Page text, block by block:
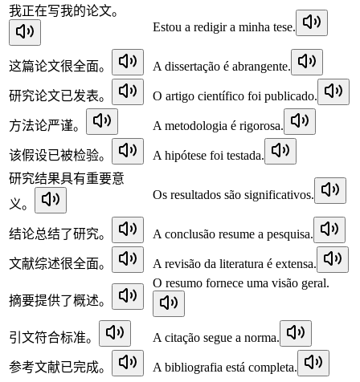
我正在写我的论文。
Estou a redigir a minha tese.
这篇论文很全面。 A dissertação é abrangente.
研究论文已发表。 O artigo científico foi publicado.
方法论严谨。 A metodologia é rigorosa.
该假设已被检验。
A hipótese foi testada.
研究结果具有重要意
义。
Os resultados são significativos.
结论总结了研究。 A conclusão resume a pesquisa.
文献综述很全面。 A revisão da literatura é extensa.
摘要提供了概述。
O resumo fornece uma visão geral.
引文符合标准。 A citação segue a norma.
参考文献已完成。
A bibliografia está completa.